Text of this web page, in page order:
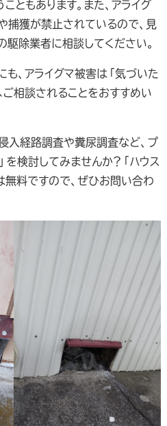
ともあります。また、アライグ
捕獲が禁止されているので、見
除業者に相談してください。
、アライグマ被害は「気づいた
相談されることをおすすめい
入経路調査や糞尿調査など、プ
を検討してみませんか？「ハウス
無料ですので、ぜひお問い合わ